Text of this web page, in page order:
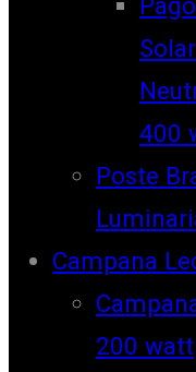
400
Poste
Campana
200 watt